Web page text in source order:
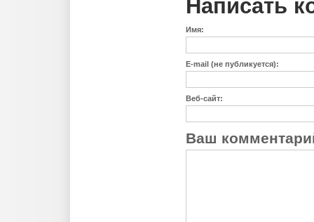
Написать
Имя:
E-mail (не публикуется):
Веб-сайт:
Ваш